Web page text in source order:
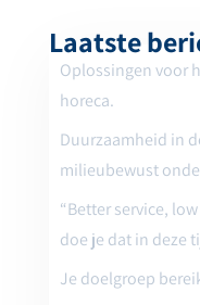
Laatste
Oplossingen voor
horeca.
Duurzaamheid in
milieubewust
“Better service,
doe je dat in deze
Je doelgroep